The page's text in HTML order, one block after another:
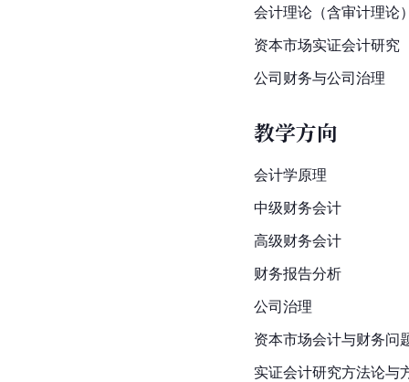
会计理论（含审计理论
资本市场实证会计研究
公司财务与公司治理
教学方向
会计学原理
中级财务会计
高级财务会计
财务报告分析
公司治理
资本市场会计与财务问
实证会计研究方法论与